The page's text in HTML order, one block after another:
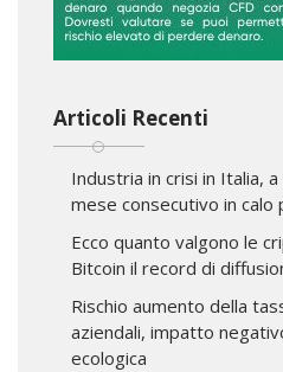
Articoli Recenti
Industria in crisi in Italia,
mese consecutivo in
Ecco quanto valgono le
Bitcoin il record di
Rischio aumento della
aziendali, impatto
ecologica